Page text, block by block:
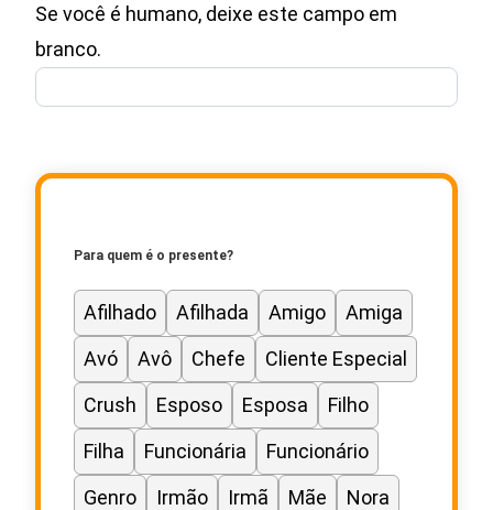
para
Cartão
Se você é humano, deixe este campo em
branco.
Para quem é o presente?
Afilhado Afilhada Amigo
Amiga
Avó
Avô Chefe
Cliente Especial
Crush
Esposo Esposa
Filho
Filha
Funcionária
Funcionário
Genro
Irmão Irmã Mãe
Nora